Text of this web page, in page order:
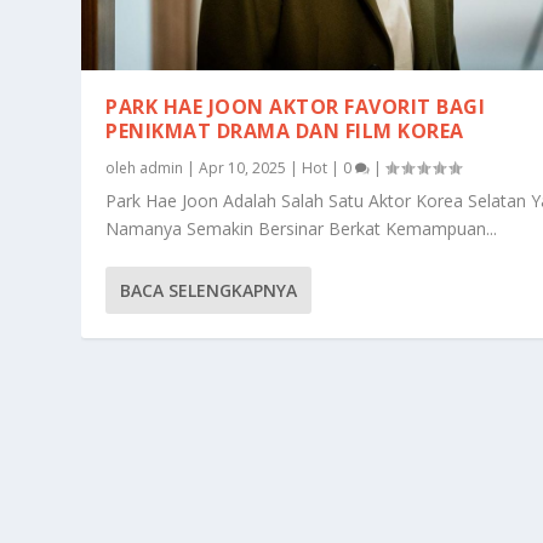
PARK HAE JOON AKTOR FAVORIT BAGI
PENIKMAT DRAMA DAN FILM KOREA
oleh admin |Apr 10, 2025 | Hot | 0 |
Park Hae Joon Adalah Salah Satu Aktor Korea Selatan
Namanya Semakin Bersinar Berkat Kemampuan...
BACA SELENGKAPNYA